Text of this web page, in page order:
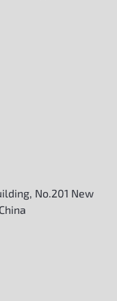
No.201 New